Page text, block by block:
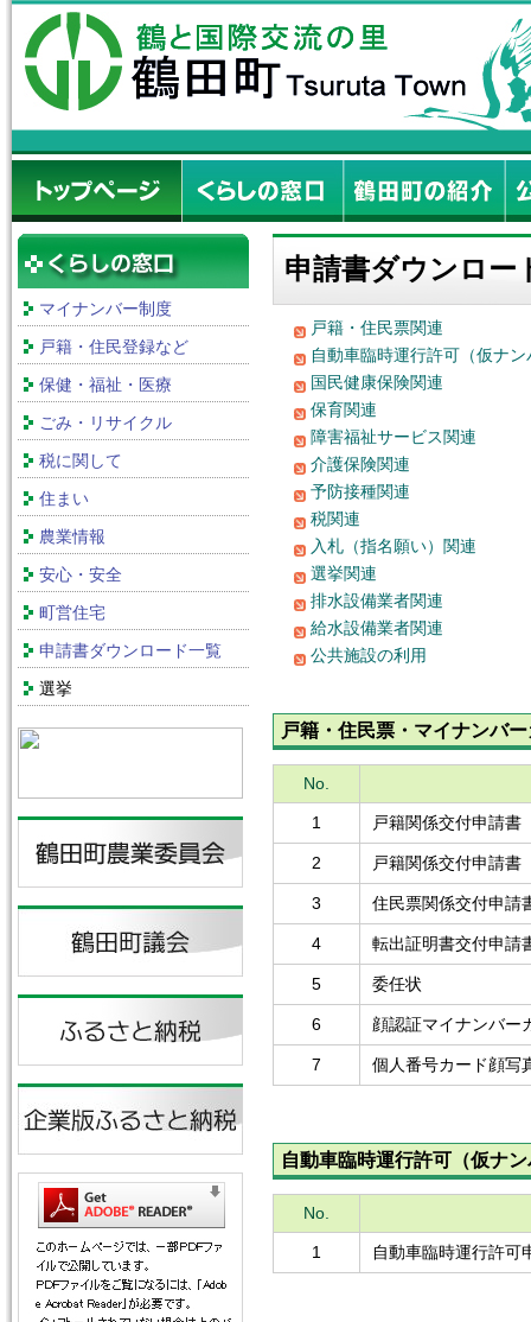
マイナンバー制度
戸籍・住民登録など
保健・福祉・医療
ごみ・リサイクル
税に関して
住まい
農業情報
安心・安全
町営住宅
申請書ダウンロード一覧
選挙
申請書ダウンロー
戸籍・住民票関連
自動車臨時運行許可（仮ナン
国民健康保険関連
保育関連
障害福祉サービス関連
介護保険関連
予防接種関連
税関連
入札（指名願い）関連
選挙関連
排水設備業者関連
給水設備業者関連
公共施設の利用
戸籍・住民票・マイナンバ
No.
1 戸籍関係交付申請書
2 戸籍関係交付申請書
3 住民票関係交付申請
4 転出証明書交付申請
5 委任状
6 顔認証マイナンバー
7 個人番号カード顔写
自動車臨時運行許可（仮ナ
No.
1 自動車臨時運行許可